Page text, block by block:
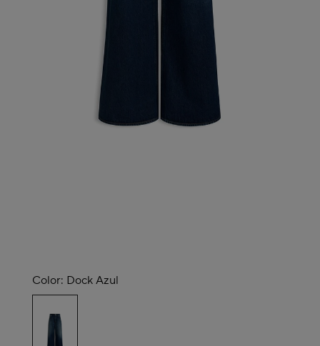
Color: Dock Azul
seleccionado